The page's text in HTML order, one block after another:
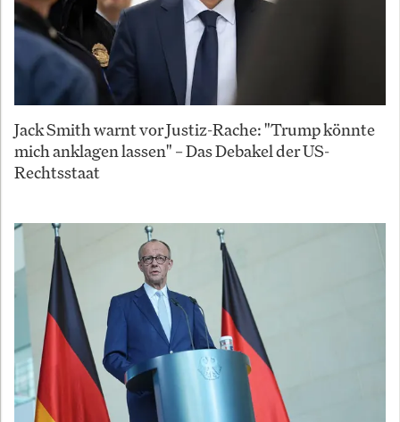
Jack Smith warnt vor Justiz-Rache: "Trump könnte
mich anklagen lassen" – Das Debakel der US-
Rechtsstaat